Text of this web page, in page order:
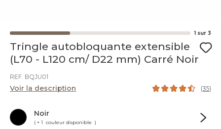
1 sur 3
Tringle autobloquante extensible
(L70 - L120 cm/ D22 mm) Carré Noir
REF. BQJU01
Voir la description (35)
Noir
( + 1 couleur disponible )